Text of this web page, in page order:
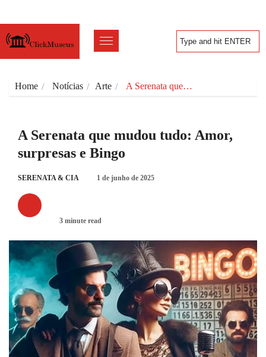
Home Notícias Arte A Serenata que…
A Serenata que mudou tudo: Amor,
surpresas e Bingo
SERENATA & CIA 1 de junho de 2025
3 minute read